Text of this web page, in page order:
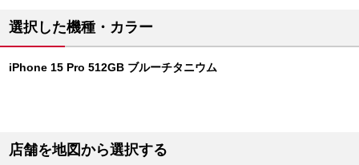
選択した機種・カラー
iPhone 15 Pro 512GB ブルーチタニウム
店舗を地図から選択する